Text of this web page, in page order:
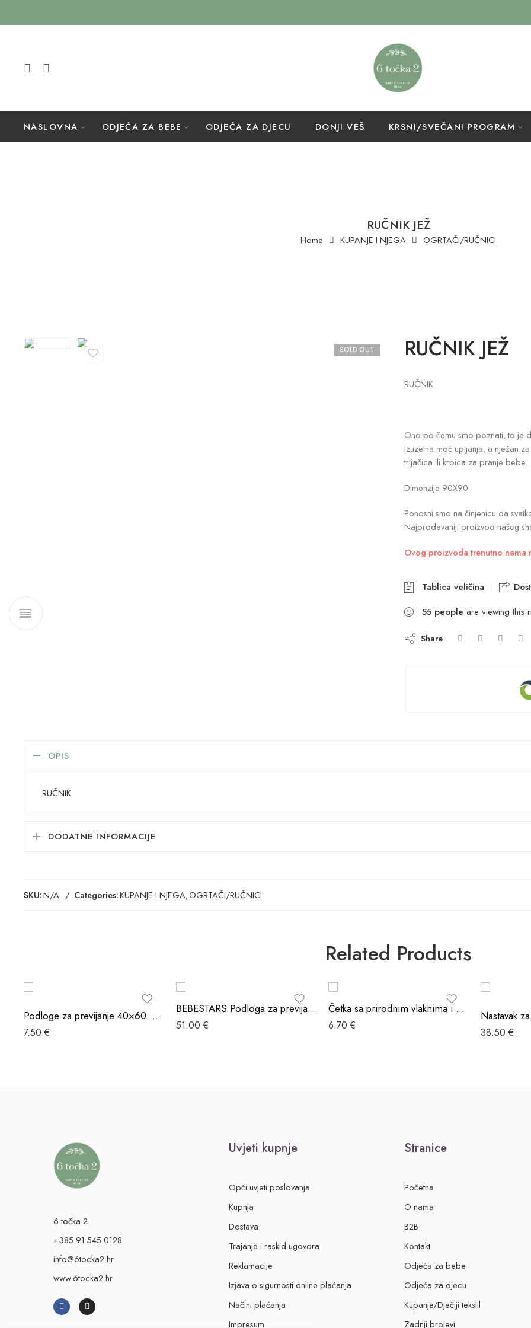
NASLOVNA ODJEĆA ZA BEBE ODJEĆA ZA DJECU DONJI VEŠ KRSNI/SVEČANI PROGRAM
RUČNIK JEŽ
Home KUPANJE I NJEGA OGRTAČI/RUČNICI
SOLD OUT RUČNIK JEŽ
RUČNIK
Ono po čemu smo poznati, to je
Izuzetna moć upijanja, a nježan
trljačica ili krpica za pranje bebe.
Dimenzije 90X90
Ponosni smo na činjenicu da
Najprodavaniji proizvod našeg
Ovog proizvoda trenutno nema
Tablica veličina
55 people are viewing this
Share
OPIS
RUČNIK
DODATNE INFORMACIJE
SKU:N/A Categories:KUPANJE I NJEGA,OGRTAČI/RUČNICI
Related Products
Podloge za previjanje 40×60 – 15 kom
7.50 €
BEBESTARS Podloga za previjanje
51.00 €
Četka sa prirodnim vlaknima i češalj
6.70 €
38.50 €
6 točka 2
+385 91 545 0128
info@6tocka2.hr
www.6tocka2.hr
Uvjeti kupnje
Opći uvjeti poslovanja
Kupnja
Dostava
Trajanje i raskid ugovora
Reklamacije
Izjava o sigurnosti online plaćanja
Načini plaćanja
Impresum
Stranice
Početna
O nama
B2B
Kontakt
Odjeća za bebe
Odjeća za djecu
Kupanje/Dječiji tekstil
Zadnji brojevi